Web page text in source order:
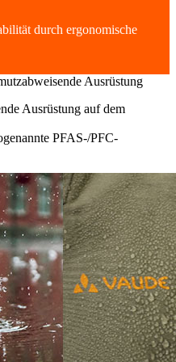
durch ergonomische
Ausrüstung
Ausrüstung auf dem
PFAS-/PFC-